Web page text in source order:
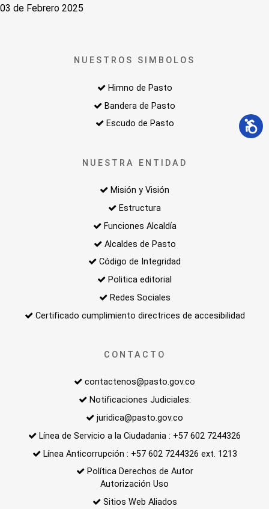
03 de Febrero 2025
NUESTROS SIMBOLOS
Himno de Pasto
Bandera de Pasto
Escudo de Pasto
NUESTRA ENTIDAD
Misión y Visión
Estructura
Funciones Alcaldía
Alcaldes de Pasto
Código de Integridad
Politica editorial
Redes Sociales
Certificado cumplimiento directrices de accesibilidad
CONTACTO
contactenos@pasto.gov.co
Notificaciones Judiciales:
juridica@pasto.gov.co
Línea de Servicio a la Ciudadania : +57 602 7244326
Línea Anticorrupción : +57 602 7244326 ext. 1213
Política Derechos de Autor
Autorización Uso
Sitios Web Aliados